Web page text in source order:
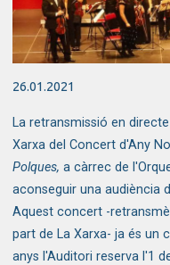
26.01.2021
La retransmissió en
Xarxa del Concert d'Any
Polques, a càrrec de
aconseguir una audiència
Aquest concert -
part de La Xarxa- ja és un
anys l'Auditori reserva l'1